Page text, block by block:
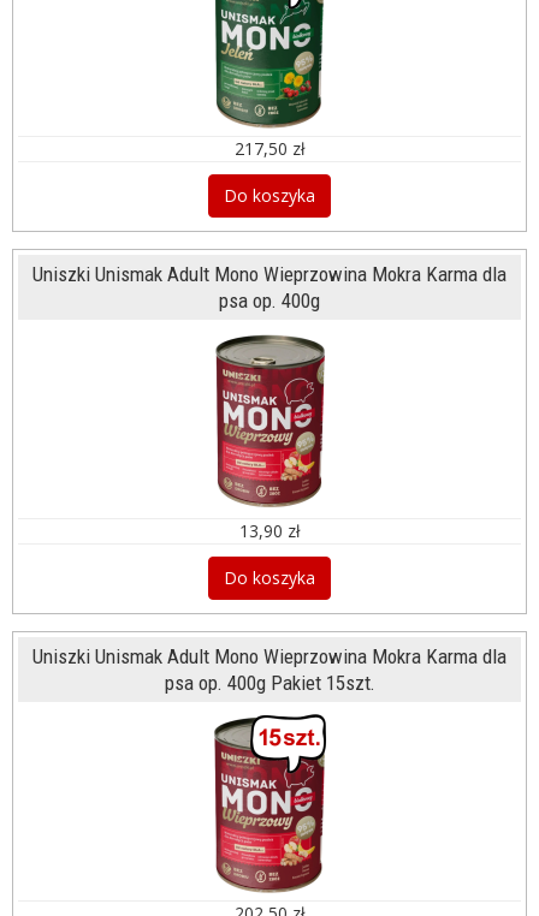
217,50 zł
Do koszyka
Uniszki Unismak Adult Mono Wieprzowina Mokra Karma dla
psa op. 400g
13,90 zł
Do koszyka
Uniszki Unismak Adult Mono Wieprzowina Mokra Karma dla
psa op. 400g Pakiet 15szt.